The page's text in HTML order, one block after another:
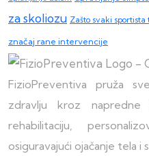
za skoliozu Zašto svaki
značaj rane intervencije
FizioPreventiva pruža
zdravlju kroz napredne
rehabilitaciju,
osiguravajući ojačanje tela i